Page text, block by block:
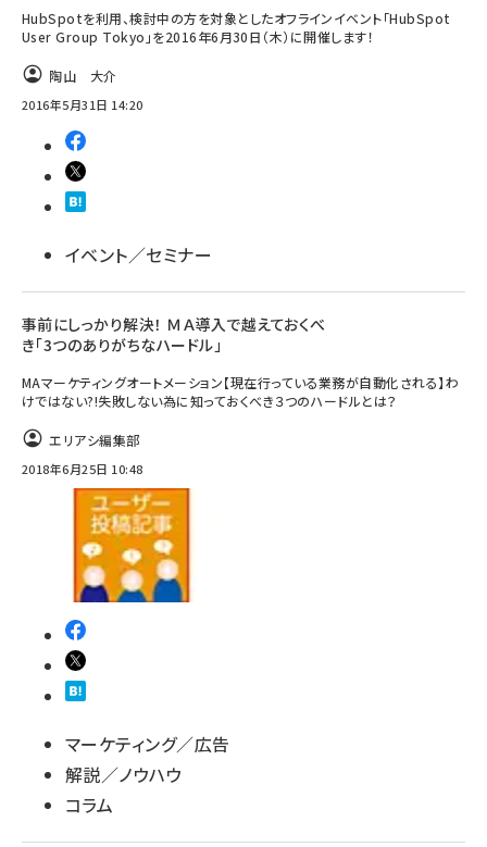
HubSpotを利用、検討中の方を対象としたオフラインイベント「HubSpot
User Group Tokyo」を2016年6月30日（木）に開催します！
陶山 大介
2016年5月31日 14:20
イベント／セミナー
事前にしっかり解決！ ＭＡ導入で越えておくべ
き「3つのありがちなハードル」
MAマーケティングオートメーション【現在行っている業務が自動化される】わ
けではない?!失敗しない為に知っておくべき３つのハードルとは？
エリアシ編集部
2018年6月25日 10:48
マーケティング／広告
解説／ノウハウ
コラム